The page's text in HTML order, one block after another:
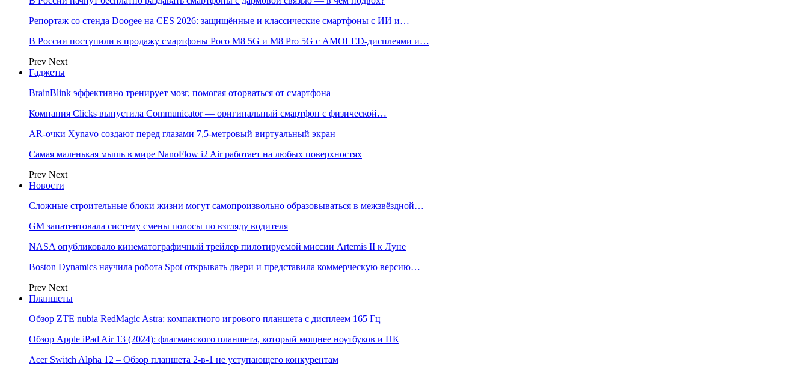
Репортаж со стенда Doogee на CES 2026: защищённые и классические смартфоны с ИИ и…
В России поступили в продажу смартфоны Poco M8 5G и M8 Pro 5G с AMOLED-дисплеями и…
Prev Next
Гаджеты
BrainBlink эффективно тренирует мозг, помогая оторваться от смартфона
Компания Clicks выпустила Communicator — оригинальный смартфон с физической…
AR-очки Xynavo создают перед глазами 7,5-метровый виртуальный экран
Самая маленькая мышь в мире NanoFlow i2 Air работает на любых поверхностях
Prev Next
Новости
Сложные строительные блоки жизни могут самопроизвольно образовываться в межзвёздной…
GM запатентовала систему смены полосы по взгляду водителя
NASA опубликовало кинематографичный трейлер пилотируемой миссии Artemis II к Луне
Boston Dynamics научила робота Spot открывать двери и представила коммерческую версию…
Prev Next
Планшеты
Обзор ZTE nubia RedMagic Astra: компактного игрового планшета с дисплеем 165 Гц
Обзор Apple iPad Air 13 (2024): флагманского планшета, который мощнее ноутбуков и ПК
Acer Switch Alpha 12 – Обзор планшета 2-в-1 не уступающего конкурентам